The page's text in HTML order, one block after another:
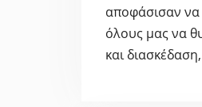
αποφάσισαν
όλους μας να
και